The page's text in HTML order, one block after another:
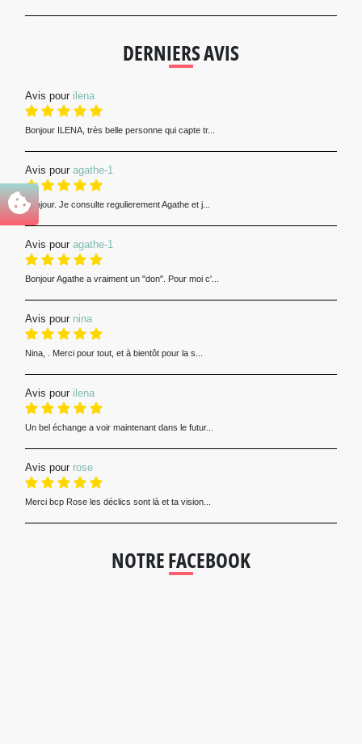
DERNIERS AVIS
Avis pour ilena
Bonjour ILENA, très belle personne qui capte tr...
Avis pour agathe-1
Bonjour. Je consulte regulierement Agathe et j...
Avis pour agathe-1
Bonjour Agathe a vraiment un "don". Pour moi c'...
Avis pour nina
Nina, . Merci pour tout, et à bientôt pour la s...
Avis pour ilena
Un bel échange a voir maintenant dans le futur...
Avis pour rose
Merci bcp Rose les déclics sont là et ta vision...
NOTRE FACEBOOK